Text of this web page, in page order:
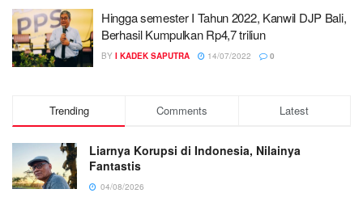
Hingga semester I Tahun 2022, Kanwil DJP Bali,
Berhasil Kumpulkan Rp4,7 triliun
BY I KADEK SAPUTRA 14/07/2022 0
Trending Comments Latest
Liarnya Korupsi di Indonesia, Nilainya
Fantastis
04/08/2026